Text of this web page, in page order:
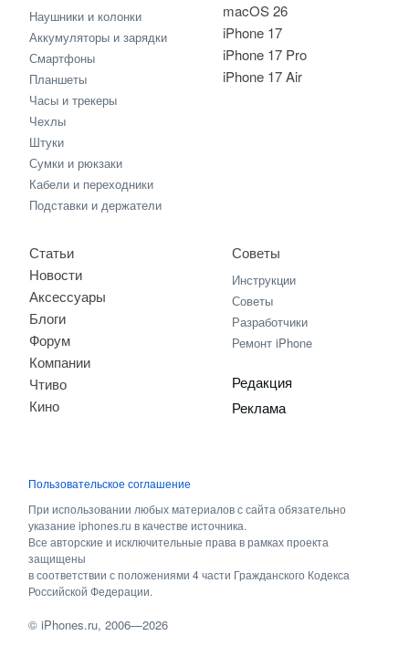
macOS 26
iPhone 17
iPhone 17 Pro
iPhone 17 Air
Наушники и колонки
Аккумуляторы и зарядки
Смартфоны
Планшеты
Часы и трекеры
Чехлы
Штуки
Сумки и рюкзаки
Кабели и переходники
Подставки и держатели
Статьи
Новости
Аксессуары
Блоги
Форум
Компании
Чтиво
Кино
Советы
Инструкции
Советы
Разработчики
Ремонт iPhone
Редакция
Реклама
Пользовательское соглашение
При использовании любых материалов с сайта обязательно
указание iphones.ru в качестве источника.
Все авторские и исключительные права в рамках проекта
защищены
в соответствии с положениями 4 части Гражданского Кодекса
Российской Федерации.
©iPhones.ru, 2006—2026